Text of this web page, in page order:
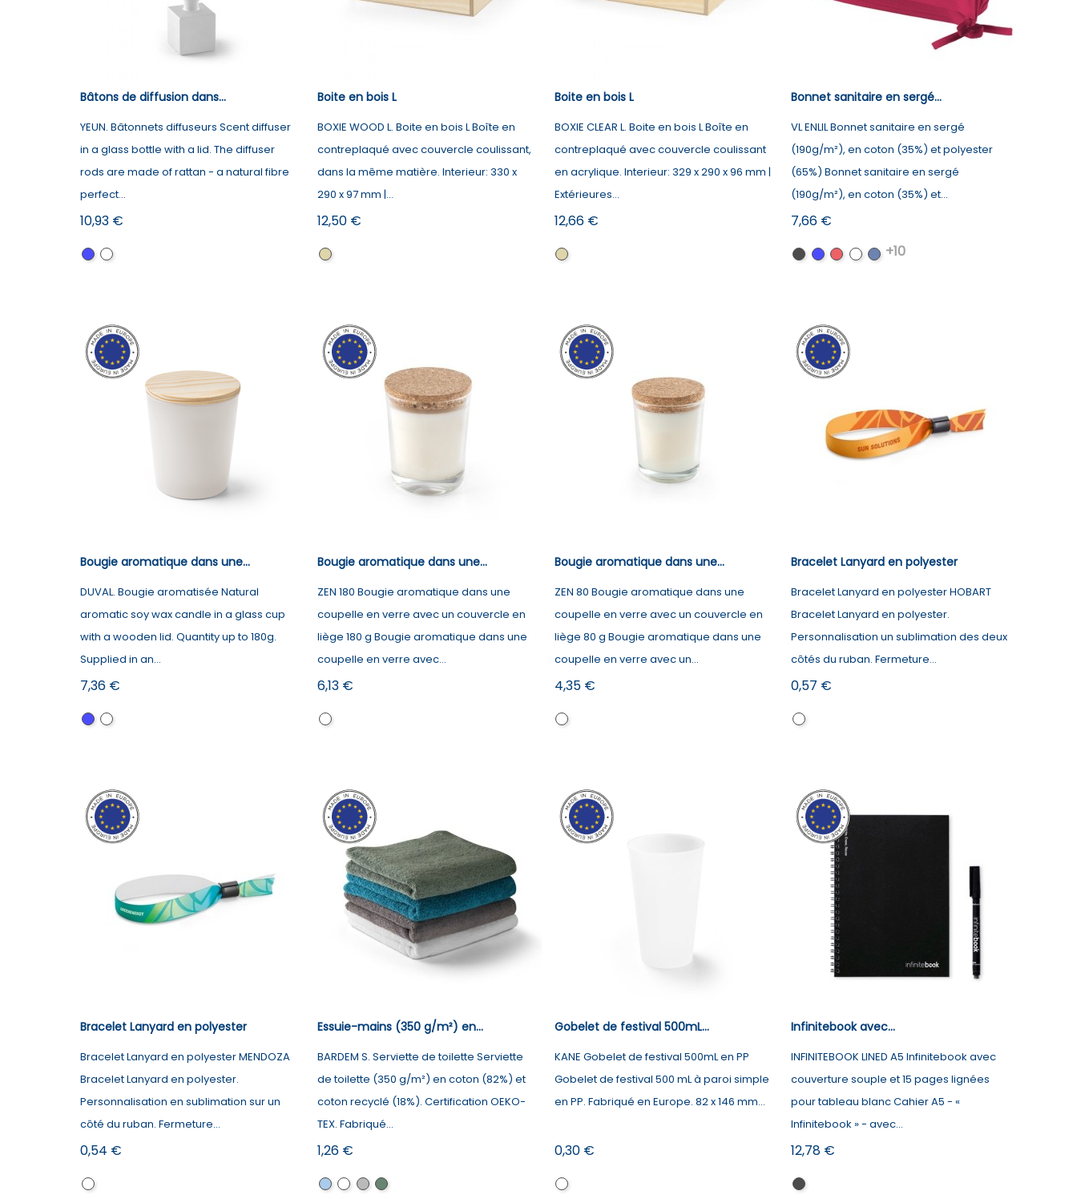
Bâtons de diffusion dans...
YEUN. Bâtonnets diffuseurs Scent diffuser
in a glass bottle with a lid. The diffuser
rods are made of rattan - a natural fibre
perfect...
Prix
10,93 €
BleuBlanc
Boite en bois L
BOXIE WOOD L. Boite en bois L Boîte en
contreplaqué avec couvercle coulissant,
dans la même matière. Interieur: 330 x
290 x 97 mm |...
Prix
12,50 €
Naturel
Boite en bois L
BOXIE CLEAR L. Boite en bois L Boîte en
contreplaqué avec couvercle coulissant
en acrylique. Interieur: 329 x 290 x 96 mm |
Extérieures...
Prix
12,66 €
Naturel
Bonnet sanitaire en sergé...
VL ENLIL Bonnet sanitaire en sergé
(190g/m²), en coton (35%) et polyester
(65%) Bonnet sanitaire en sergé
(190g/m²), en coton (35%) et...
Prix
7,66 €
NoirBleuRouge
BlancBleu+10
Bougie aromatique dans une...
DUVAL. Bougie aromatisée Natural
aromatic soy wax candle in a glass cup
with a wooden lid. Quantity up to 180g.
Supplied in an...
Prix
7,36 €
BleuBlanc
Bougie aromatique dans une...
ZEN 180 Bougie aromatique dans une
coupelle en verre avec un couvercle en
liège 180 g Bougie aromatique dans une
coupelle en verre avec...
Prix
6,13 €
Transparent
Bougie aromatique dans une...
ZEN 80 Bougie aromatique dans une
coupelle en verre avec un couvercle en
liège 80 g Bougie aromatique dans une
coupelle en verre avec un...
Prix
4,35 €
Transparent
Bracelet Lanyard en polyester
Bracelet Lanyard en polyester HOBART
Bracelet Lanyard en polyester.
Personnalisation un sublimation des deux
côtés du ruban. Fermeture...
Prix
0,57 €
Blanc
Bracelet Lanyard en polyester
Bracelet Lanyard en polyester MENDOZA
Bracelet Lanyard en polyester.
Personnalisation en sublimation sur un
côté du ruban. Fermeture...
Prix
0,54 €
Blanc
Essuie-mains (350 g/m²) en...
BARDEM S. Serviette de toilette Serviette
de toilette (350 g/m²) en coton (82%) et
coton recyclé (18%). Certification OEKO-
TEX. Fabriqué...
Prix
1,26 €
BleuBlancGrisVert
Gobelet de festival 500mL...
KANE Gobelet de festival 500mL en PP
Gobelet de festival 500 mL à paroi simple
en PP. Fabriqué en Europe. 82 x 146 mm...
Prix
0,30 €
Transparent
Infinitebook avec...
INFINITEBOOK LINED A5 Infinitebook avec
couverture souple et 15 pages lignées
pour tableau blanc Cahier A5 - «
Infinitebook » - avec...
Prix
12,78 €
Noir